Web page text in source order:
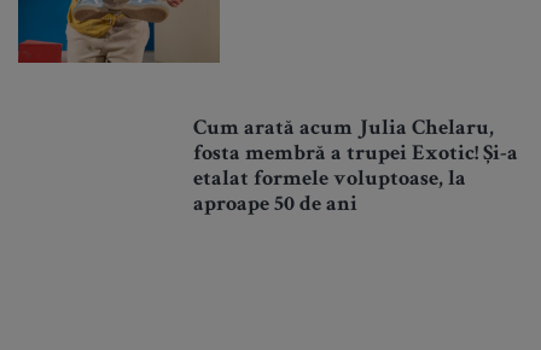
Cum arată acum Julia Chelaru,
fosta membră a trupei Exotic! Și-a
etalat formele voluptoase, la
aproape 50 de ani